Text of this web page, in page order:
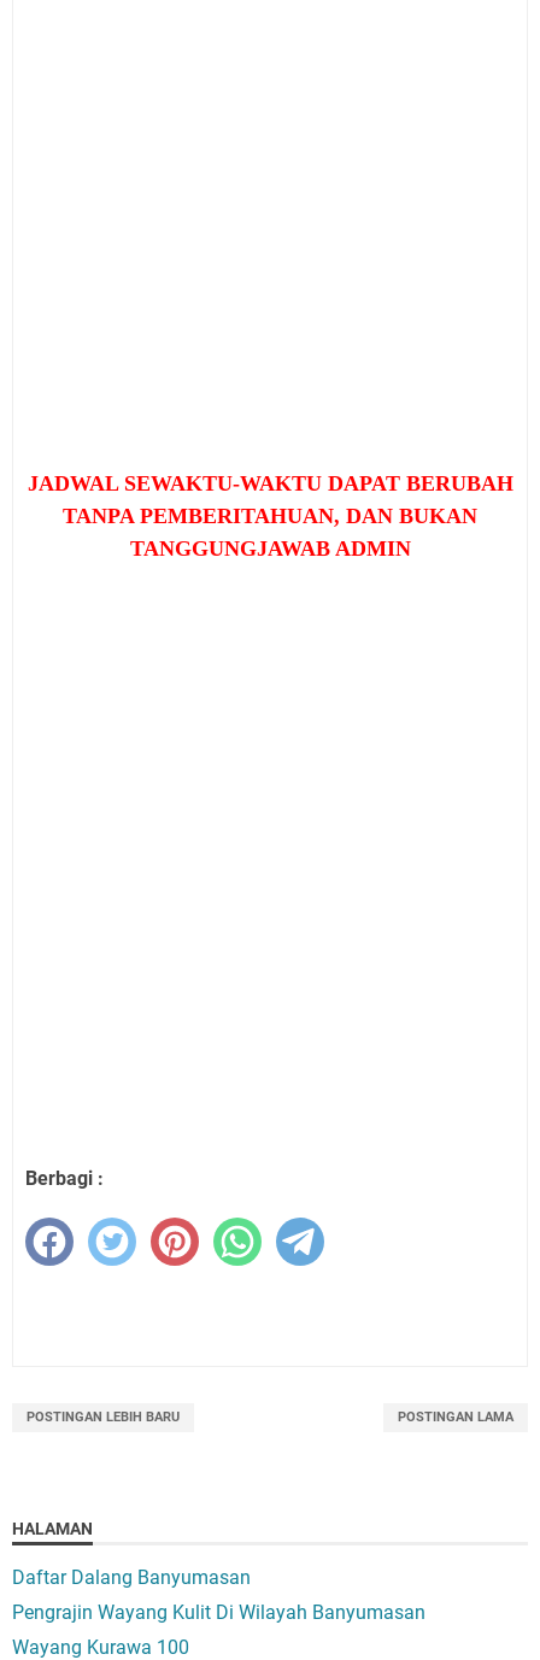
JADWAL SEWAKTU-WAKTU DAPAT BERUBAH
TANPA PEMBERITAHUAN, DAN BUKAN
TANGGUNGJAWAB ADMIN
Berbagi :
POSTINGAN LEBIH BARU POSTINGAN LAMA
HALAMAN
Daftar Dalang Banyumasan
Pengrajin Wayang Kulit Di Wilayah Banyumasan
Wayang Kurawa 100